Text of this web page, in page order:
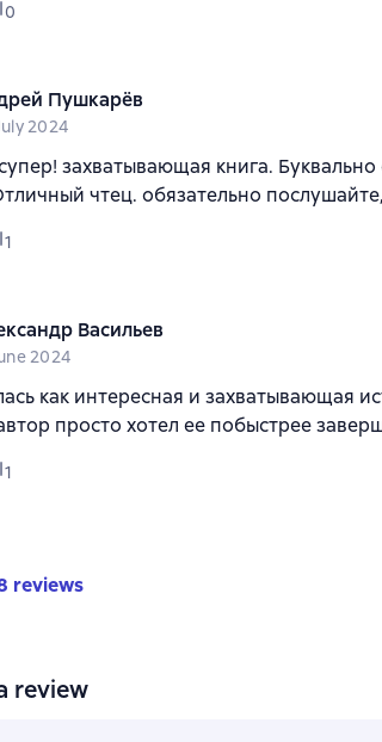
0
Пушкарёв
2024
захватывающая книга.
чтец. обязательно
1
Васильев
2024
как интересная и захватывающая
просто хотел ее побыстрее
1
reviews
review